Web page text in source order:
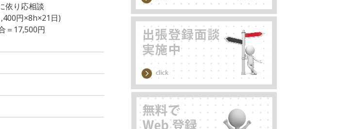
依り応相談
円×8h×21日)
＝17,500円